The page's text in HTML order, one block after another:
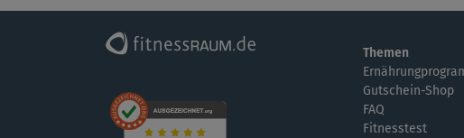
Themen
Gutschein-Shop
FAQ
Fitnesstest